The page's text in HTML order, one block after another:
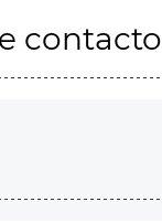
contacto